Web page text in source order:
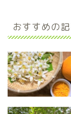
おすすめの